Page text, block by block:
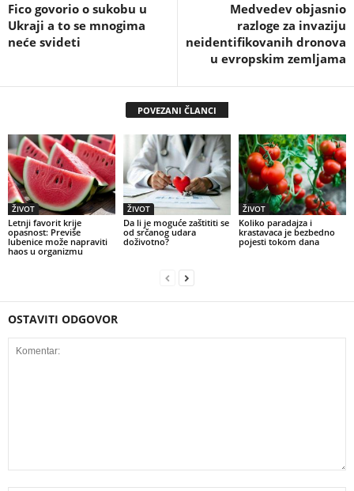
Fico govorio o sukobu u
Ukraji a to se mnogima
neće svideti
Medvedev objasnio
razloge za invaziju
neidentifikovanih dronova
u evropskim zemljama
POVEZANI ČLANCI
ŽIVOT
Letnji favorit krije
opasnost: Previše
lubenice može napraviti
haos u organizmu
ŽIVOT
Da li je moguće zaštititi se
od srčanog udara
doživotno?
ŽIVOT
Koliko paradajza i
krastavaca je bezbedno
pojesti tokom dana
OSTAVITI ODGOVOR